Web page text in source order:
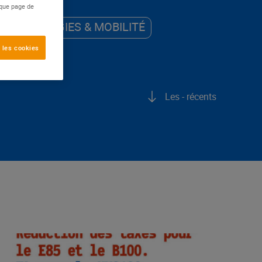
ÉNERGIES & MOBILITÉ
Les - récents
page de
cookies